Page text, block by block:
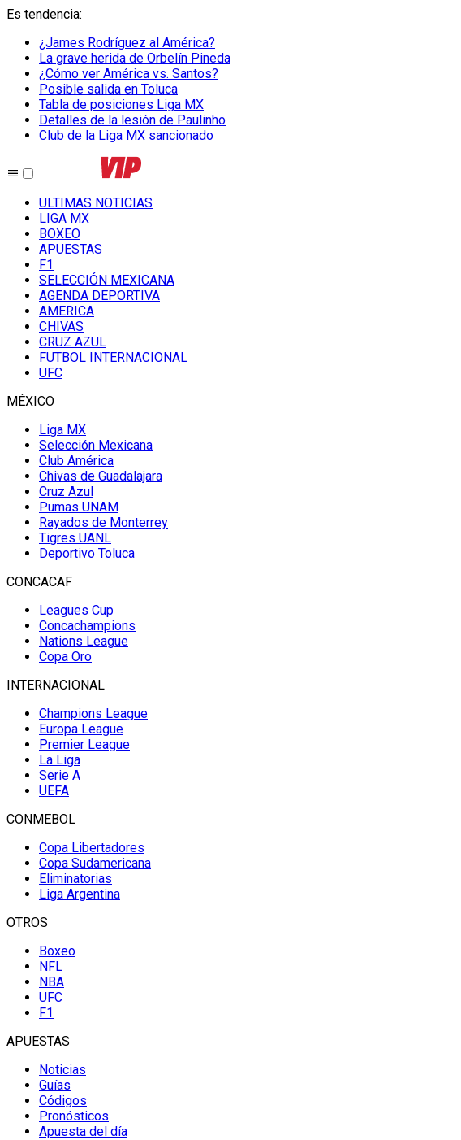
Es tendencia:
¿James Rodríguez al América?
La grave herida de Orbelín Pineda
¿Cómo ver América vs. Santos?
Posible salida en Toluca
Tabla de posiciones Liga MX
Detalles de la lesión de Paulinho
Club de la Liga MX sancionado
ULTIMAS NOTICIAS
LIGA MX
BOXEO
APUESTAS
F1
SELECCIÓN MEXICANA
AGENDA DEPORTIVA
AMERICA
CHIVAS
CRUZ AZUL
FUTBOL INTERNACIONAL
UFC
MÉXICO
Liga MX
Selección Mexicana
Club América
Chivas de Guadalajara
Cruz Azul
Pumas UNAM
Rayados de Monterrey
Tigres UANL
Deportivo Toluca
CONCACAF
Leagues Cup
Concachampions
Nations League
Copa Oro
INTERNACIONAL
Champions League
Europa League
Premier League
La Liga
Serie A
UEFA
CONMEBOL
Copa Libertadores
Copa Sudamericana
Eliminatorias
Liga Argentina
OTROS
Boxeo
NFL
NBA
UFC
F1
APUESTAS
Noticias
Guías
Códigos
Pronósticos
Apuesta del día